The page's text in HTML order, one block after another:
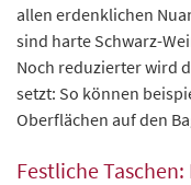
allen erdenklichen
sind harte Schwarz-
Noch reduzierter wird
setzt: So können
Oberflächen auf den
Festliche